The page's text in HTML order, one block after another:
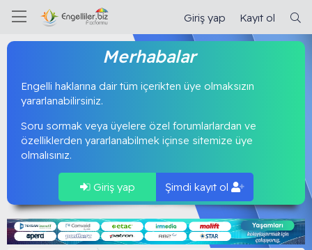
Giriş yap Kayıt ol
Merhabalar
Engelli haklarına dair tüm içerikten üye olmaksızın
yararlanabilirsiniz.
Soru sormak veya üyelere özel forumlarlardan ve
özelliklerden yararlanabilmek içinse sitemize üye
olmalısınız.
Giriş yap Şimdi kayıt ol